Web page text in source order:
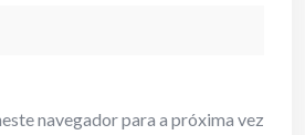
navegador para a próxima vez